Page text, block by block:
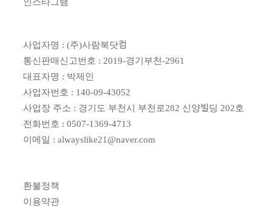
사업자명 : (주)사람북닷컴
통신판매신고번호 : 2019-경기부천-2961
대표자명 : 박제인
사업자번호 : 140-09-43052
사업장 주소 : 경기도 부천시 부천로282 신양빌딩 202호
전화번호 : 0507-1369-4713
이메일 : alwayslike21@naver.com
환불정책
이용약관